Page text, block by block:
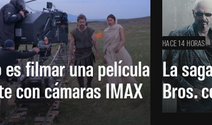
es filmar una película
con cámaras IMAX
HACE 14 HORAS
La
Bros.